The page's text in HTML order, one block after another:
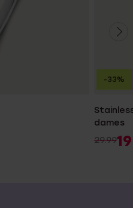
dames
29.9919
-33%